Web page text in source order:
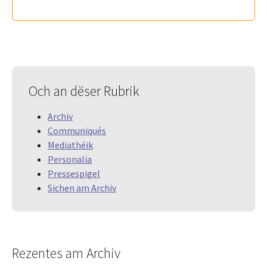
Och an dëser Rubrik
Archiv
Communiqués
Mediathéik
Personalia
Pressespigel
Sichen am Archiv
Rezentes am Archiv